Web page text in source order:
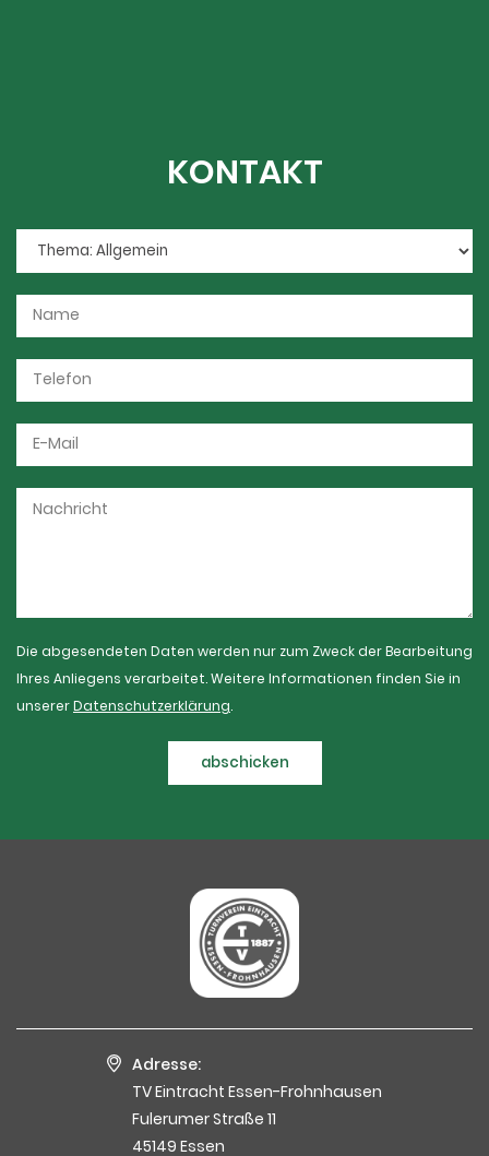
KONTAKT
Die abgesendeten Daten werden nur zum Zweck der Bearbeitung
Ihres Anliegens verarbeitet. Weitere Informationen finden Sie in
unsererDatenschutzerklärung.
abschicken
Adresse:
TV Eintracht Essen-Frohnhausen
Fulerumer Straße 11
45149 Essen